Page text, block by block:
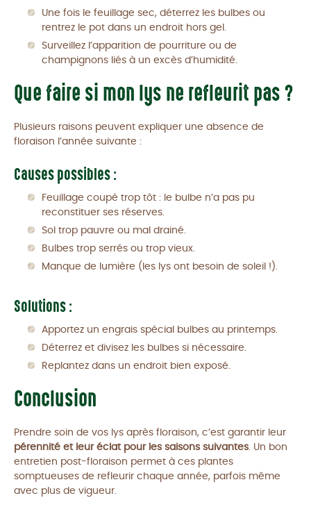
Une fois le feuillage sec, déterrez les bulbes ou
rentrez le pot dans un endroit hors gel.
Surveillez l’apparition de pourriture ou de
champignons liés à un excès d’humidité.
Que faire si mon lys ne refleurit pas ?
Plusieurs raisons peuvent expliquer une absence de
floraison l’année suivante :
Causes possibles :
Feuillage coupé trop tôt : le bulbe n’a pas pu
reconstituer ses réserves.
Sol trop pauvre ou mal drainé.
Bulbes trop serrés ou trop vieux.
Manque de lumière (les lys ont besoin de soleil !).
Solutions :
Apportez un engrais spécial bulbes au printemps.
Déterrez et divisez les bulbes si nécessaire.
Replantez dans un endroit bien exposé.
Conclusion
Prendre soin de vos lys après floraison, c’est garantir leur
pérennité et leur éclat pour les saisons suivantes. Un bon
entretien post-floraison permet à ces plantes
somptueuses de refleurir chaque année, parfois même
avec plus de vigueur.